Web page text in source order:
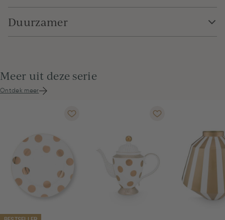
Duurzamer
Meer uit deze serie
Ontdek meer